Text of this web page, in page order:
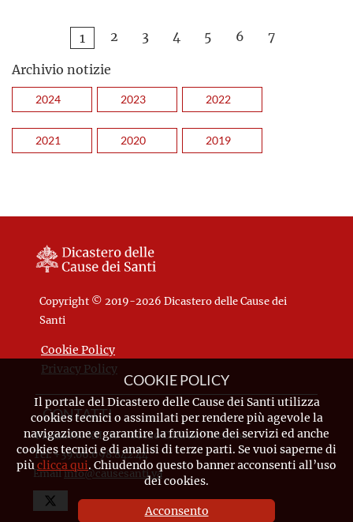
1 2 3 4 5 6
7
Archivio notizie
2024 2023 2022
2021 2020 2019
Copyright © 2019-2026 Dicastero delle Cause dei
Santi
Cookie Policy
Privacy Policy
CONTATTI
Piazza Pio XII, 10 - 00120 Città del Vaticano
Tel. +39.06.698.842.44
Emailinfo@causesanti.va
COOKIE POLICY
Il portale del Dicastero delle Cause dei Santi utilizza
cookies tecnici o assimilati per rendere più agevole la
navigazione e garantire la fruizione dei servizi ed anche
cookies tecnici e di analisi di terze parti. Se vuoi saperne di
piùclicca qui. Chiudendo questo banner acconsenti all’uso
dei cookies.
Acconsento